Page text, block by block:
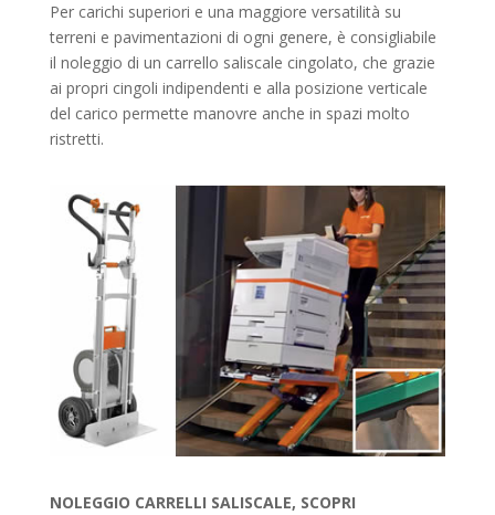
Per carichi superiori e una maggiore versatilità su
terreni e pavimentazioni di ogni genere, è consigliabile
il noleggio di un carrello saliscale cingolato, che grazie
ai propri cingoli indipendenti e alla posizione verticale
del carico permette manovre anche in spazi molto
ristretti.
NOLEGGIO CARRELLI SALISCALE, SCOPRI